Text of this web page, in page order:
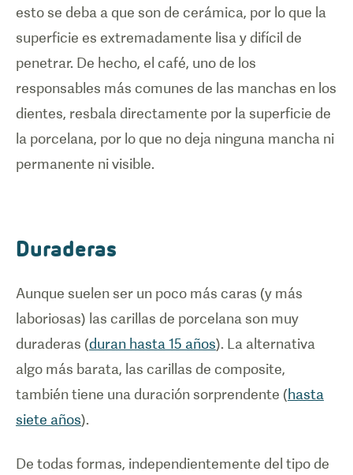
esto se deba a que son de cerámica, por lo que la
superficie es extremadamente lisa y difícil de
penetrar. De hecho, el café, uno de los
responsables más comunes de las manchas en los
dientes, resbala directamente por la superficie de
la porcelana, por lo que no deja ninguna mancha ni
permanente ni visible.
Duraderas
Aunque suelen ser un poco más caras (y más
laboriosas) las carillas de porcelana son muy
duraderas (duran hasta 15 años). La alternativa
algo más barata, las carillas de composite,
también tiene una duración sorprendente (hasta
siete años).
De todas formas, independientemente del tipo de